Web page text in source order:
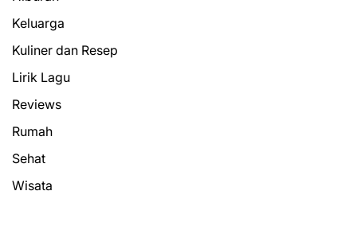
Keluarga
Kuliner dan Resep
Lirik Lagu
Reviews
Rumah
Sehat
Wisata